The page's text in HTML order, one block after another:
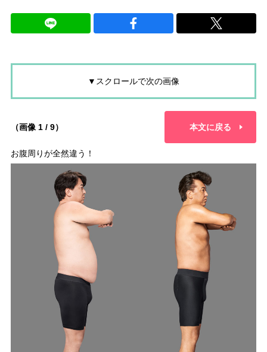
▼スクロールで次の画像
（画像 1 / 9） 本文に戻る
お腹周りが全然違う！